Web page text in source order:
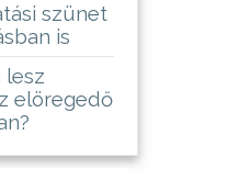
szünet
is
lesz
elöregedő